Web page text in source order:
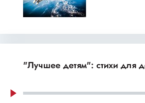
"Лучшее детям": стихи для